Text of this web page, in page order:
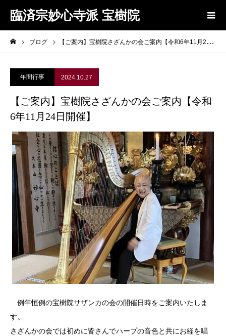
臨済宗妙心寺派 宝樹院
ブログ 【ご案内】宝樹院さざんかの会ご案内【令和6年11月24日開催】
年間行事 2024.10.27
【ご案内】宝樹院さざんかの会ご案内【令和
6年11月24日開催】
例年恒例の宝樹院サザンカの会の開催日時をご案内いたしま
す。
さざんかの会では初めに皆さんでハープの音色と共にお経を唱